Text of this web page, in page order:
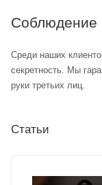
Соблюдение
Среди наших
секретность. Мы
руки третьих лиц.
Статьи